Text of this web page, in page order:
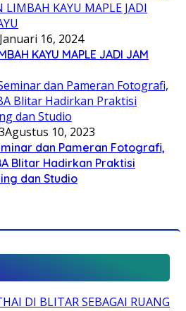
Januari 16, 2024
KAYU MAPLE JADI JAM
Agustus 10, 2023
dan Pameran Fotografi,
Blitar Hadirkan Praktisi
dan Studio